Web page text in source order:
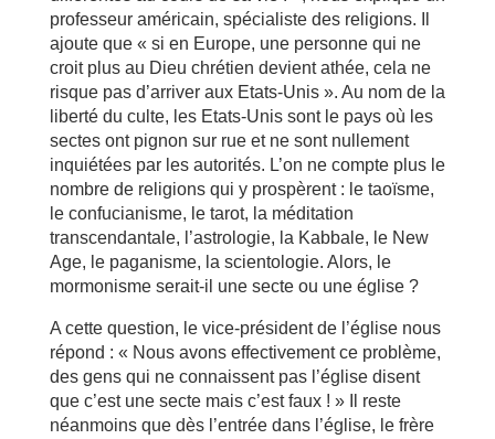
professeur américain, spécialiste des religions. Il
ajoute que « si en Europe, une personne qui ne
croit plus au Dieu chrétien devient athée, cela ne
risque pas d’arriver aux Etats-Unis ». Au nom de la
liberté du culte, les Etats-Unis sont le pays où les
sectes ont pignon sur rue et ne sont nullement
inquiétées par les autorités. L’on ne compte plus le
nombre de religions qui y prospèrent : le taoïsme,
le confucianisme, le tarot, la méditation
transcendantale, l’astrologie, la Kabbale, le New
Age, le paganisme, la scientologie. Alors, le
mormonisme serait-il une secte ou une église ?
A cette question, le vice-président de l’église nous
répond : « Nous avons effectivement ce problème,
des gens qui ne connaissent pas l’église disent
que c’est une secte mais c’est faux ! » Il reste
néanmoins que dès l’entrée dans l’église, le frère